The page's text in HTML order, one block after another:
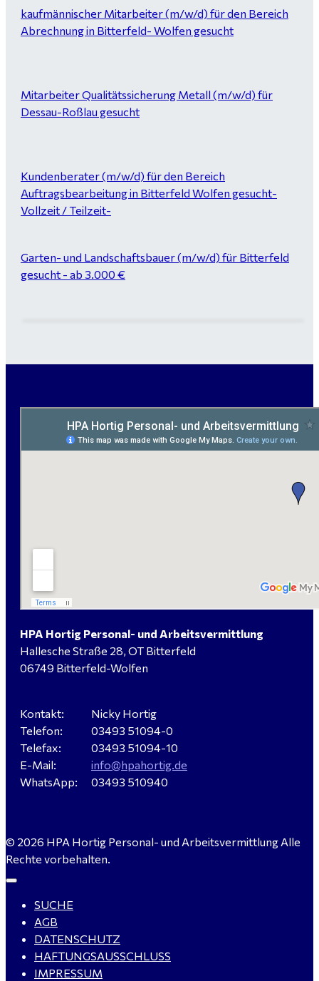
kaufmännischer Mitarbeiter (m/w/d) für den Bereich
Abrechnung in Bitterfeld- Wolfen gesucht
Mitarbeiter Qualitätssicherung Metall (m/w/d) für
Dessau-Roßlau gesucht
Kundenberater (m/w/d) für den Bereich
Auftragsbearbeitung in Bitterfeld Wolfen gesucht-
Vollzeit / Teilzeit-
Garten- und Landschaftsbauer (m/w/d) für Bitterfeld
gesucht - ab 3.000 €
handwerklicher Allrounder (m/w/d) für Bitterfeld-
Wolfen gesucht
Sandersdorf- Brehna gesucht
Verkäufer / Fachberater (m/w/d) - Baustoffe Fliesen -
Servicemeister Kfz (m/w/d) - Bitterfeld-Wolfen
gesucht - ab 4.500,00 €
Rohrleitungsbau - Tagschicht - Leuna ab 20 €
Kalkulator (m/w/d) mit technischen Erfahrungen
gesucht für Halle (Saale) - ab 4.000 €
HPA Hortig Personal- und Arbeitsvermittlung
Hallesche Straße 28, OT Bitterfeld
06749 Bitterfeld-Wolfen
Kontakt:
Telefon:
Telefax:
E-Mail:
WhatsApp:
Nicky Hortig
03493 51094-0
03493 51094-10
info@hpahortig.de
03493 510940
© 2026 HPA Hortig Personal- und Arbeitsvermittlung Alle
Rechte vorbehalten.
SUCHE
AGB
DATENSCHUTZ
HAFTUNGSAUSSCHLUSS
IMPRESSUM